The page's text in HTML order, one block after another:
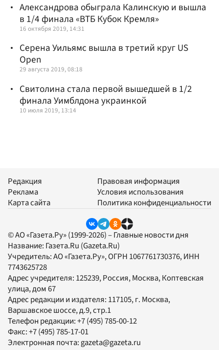
Александрова обыграла Калинскую и вышла
в 1/4 финала «ВТБ Кубок Кремля»
16 октября 2019, 14:31
Серена Уильямс вышла в третий круг US
Open
29 августа 2019, 08:18
Свитолина стала первой вышедшей в 1/2
финала Уимблдона украинкой
10 июля 2019, 13:14
Редакция
Реклама
Карта сайта
Правовая информация
Условия использования
Политика конфиденциальности
© АО «Газета.Ру» (1999-2026) – Главные новости дня
Название: Газета.Ru (Gazeta.Ru)
Учредитель:АО «Газета.Ру», ОГРН 1067761730376, ИНН
7743625728
Адрес учредителя: 125239, Россия, Москва, Коптевская
улица, дом 67
Адрес редакции и издателя: 117105, г. Москва,
Варшавское шоссе, д.9, стр.1
Телефон редакции:+7 (495) 785-00-12
Факс:+7 (495) 785-17-01
Электронная почта:gazeta@gazeta.ru